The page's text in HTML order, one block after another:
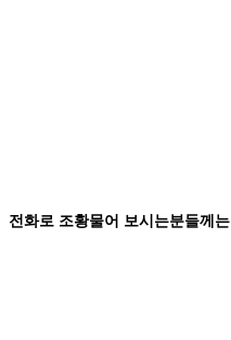
전화로 조황물어 보시는분들께는